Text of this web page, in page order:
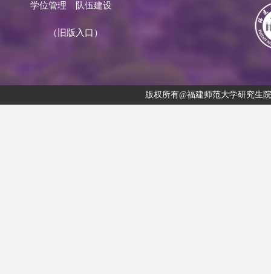
学位管理
队伍建设
（旧版入口）
版权所有@福建师范大学研究